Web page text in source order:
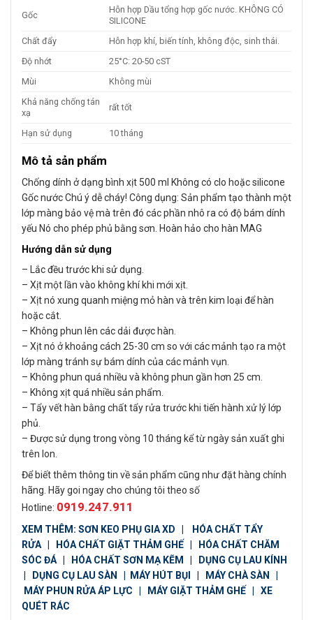
Gốc
Hỗn hợp Dầu tổng hợp gốc nước. KHÔNG CÓ
SILICONE
Chất đẩy
Hỗn hợp khí, biến tính, không độc, sinh thái.
Độ nhớt
25°C: 20-50 cST
Mùi
Không mùi
Khả năng chống tán
xạ
rất tốt
Hạn sử dụng 10 tháng
Mô tả sản phẩm
Chống dính ở dạng bình xịt 500 ml Không có clo hoặc silicone
Gốc nước Chú ý dễ cháy! Công dụng: Sản phẩm tạo thành một
lớp màng bảo vệ mà trên đó các phần nhô ra có độ bám dính
yếu Nó cho phép phủ bằng sơn. Hoàn hảo cho hàn MAG
Hướng dẫn sử dụng
– Lắc đều trước khi sử dụng.
– Xịt một lần vào không khí khi mới xịt.
– Xịt nó xung quanh miệng mỏ hàn và trên kim loại để hàn
hoặc cắt.
– Không phun lên các dải được hàn.
– Xịt nó ở khoảng cách 25-30 cm so với các mảnh tạo ra một
lớp màng tránh sự bám dính của các mảnh vụn.
– Không phun quá nhiều và không phun gần hơn 25 cm.
– Không xịt quá nhiều sản phẩm.
– Tẩy vết hàn bằng chất tẩy rửa trước khi tiến hành xử lý lớp
phủ.
– Được sử dụng trong vòng 10 tháng kể từ ngày sản xuất ghi
trên lon.
Để biết thêm thông tin về sản phẩm cũng như đặt hàng chính
hãng. Hãy goi ngay cho chúng tôi theo số
Hotline: 0919.247.911
XEM THÊM: SƠN KEO PHỤ GIA XD | HÓA CHẤT TẨY
RỬA | HÓA CHẤT GIẶT THẢM GHẾ | HÓA CHẤT CHĂM
SÓC ĐÁ | HÓA CHẤT SƠN MẠ KẼM | DỤNG CỤ LAU KÍNH
| DỤNG CỤ LAU SÀN | MÁY HÚT BỤI | MÁY CHÀ SÀN |
MÁY PHUN RỬA ÁP LỰC | MÁY GIẶT THẢM GHẾ | XE
QUÉT RÁC